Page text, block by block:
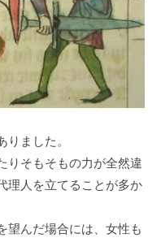
ました。
りそもそもの力が全然違
理人を立てることが多か
望んだ場合には、女性も